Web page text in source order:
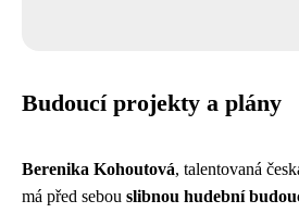
Budoucí projekty a plány
Berenika Kohoutová, talentovaná
má před sebou slibnou hudební